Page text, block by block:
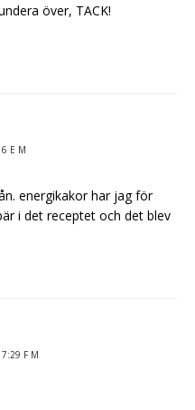
över, TACK!
E M
energikakor har jag för
i det receptet och det blev
F M